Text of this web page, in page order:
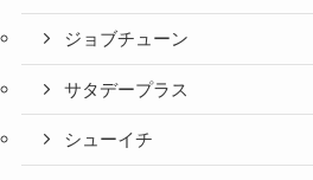
ジョブチューン
サタデープラス
シューイチ